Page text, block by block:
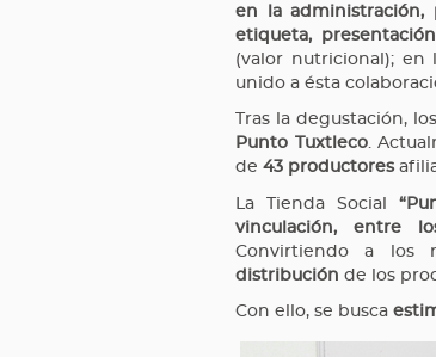
en la administración,
etiqueta,
(valor nutricional); en
unido a ésta
Tras la degustación,
Punto Tuxtleco.
de 43 productores
La Tienda Social
vinculación, entre
Convirtiendo a los
distribución de los
Con ello, se busca